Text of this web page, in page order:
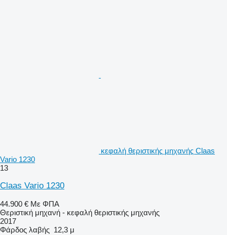
κεφαλή θεριστικής μηχανής Claas
Vario 1230
13
Claas Vario 1230
44.900 € Με ΦΠΑ
Θεριστική μηχανή - κεφαλή θεριστικής μηχανής
2017
Φάρδος λαβής 12,3 μ